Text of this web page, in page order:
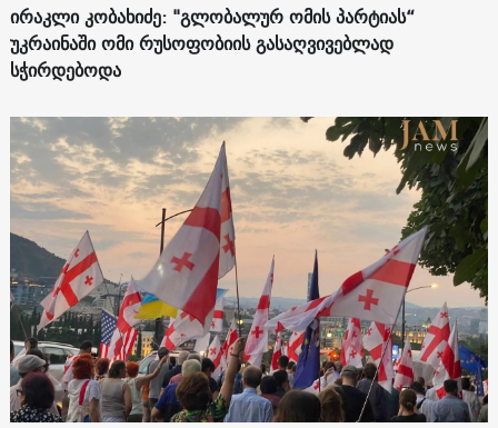
ირაკლი კობახიძე: "გლობალურ ომის პარტიას“
უკრაინაში ომი რუსოფობიის გასაღვივებლად
სჭირდებოდა